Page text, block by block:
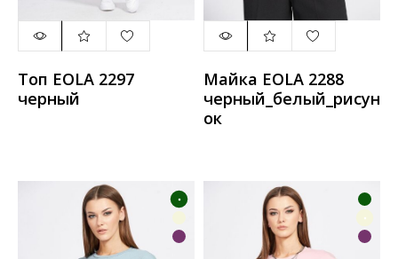
Топ EOLA 2297
черный
Майка EOLA 2288
черный_белый_рисун
ок